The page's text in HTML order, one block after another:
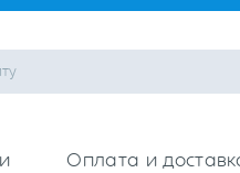
Оплата и